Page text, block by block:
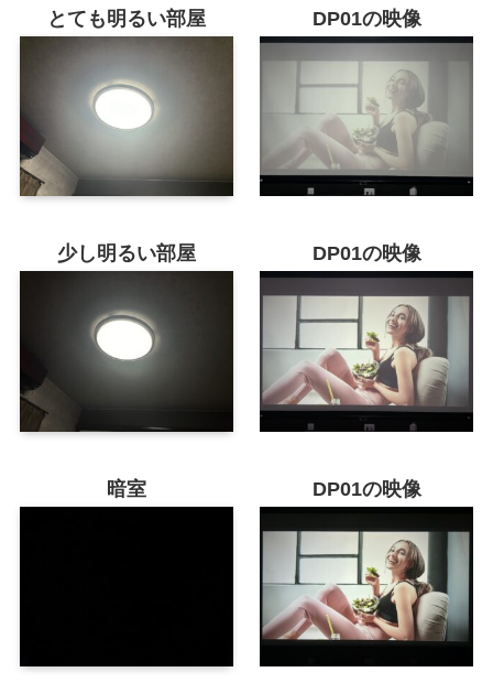
とても明るい部屋 DP01の映像
少し明るい部屋 DP01の映像
暗室 DP01の映像